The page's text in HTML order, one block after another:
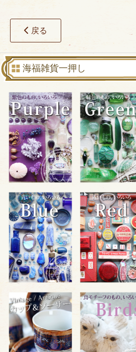
戻る
海福雑貨一押し